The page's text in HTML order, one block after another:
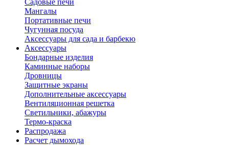
Садовые печи
Мангалы
Портативные печи
Чугунная посуда
Аксессуары для сада и барбекю
Аксессуары
Бондарные изделия
Каминные наборы
Дровницы
Защитные экраны
Дополнительные аксессуары
Вентиляционная решетка
Светильники, абажуры
Термо-краска
Распродажа
Расчет дымохода